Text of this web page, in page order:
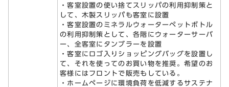
・客室設置の使い捨てスリッパの利用抑制策と
して、木製スリッパも客室に設置
・客室設置のミネラルウォーターペットボトル
の利用抑制策として、各階にウォーターサーバ
ー、全客室にタンブラーを設置
・客室にロゴ入りショッピングバッグを設置し
て、それを使ってのお買い物を推奨。希望のお
客様にはフロントで販売もしている。
・ホームページに環境負荷を低減するサステナ